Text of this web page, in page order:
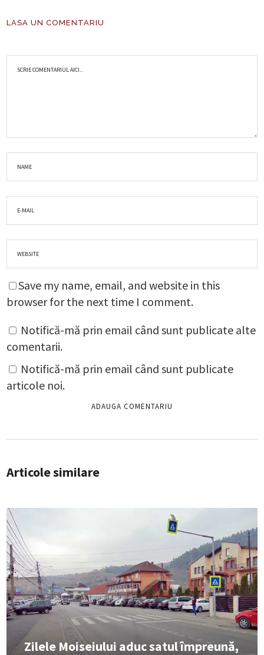
LASA UN COMENTARIU
Save my name, email, and website in this
browser for the next time I comment.
Notifică-mă prin email când sunt publicate alte
comentarii.
Notifică-mă prin email când sunt publicate
articole noi.
Articole similare
Zilele Moiseiului aduc satul împreună,